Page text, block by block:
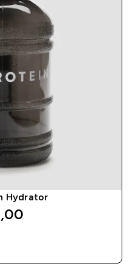
Hydrator